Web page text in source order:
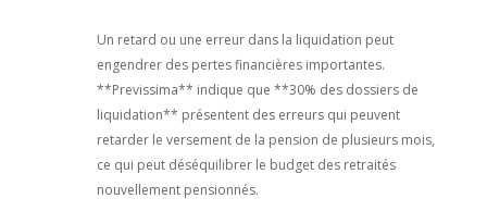
Un retard ou une erreur dans la liquidation peut
engendrer des pertes financières importantes.
**Previssima** indique que **30% des dossiers de
liquidation** présentent des erreurs qui peuvent
retarder le versement de la pension de plusieurs mois,
ce qui peut déséquilibrer le budget des retraités
nouvellement pensionnés.